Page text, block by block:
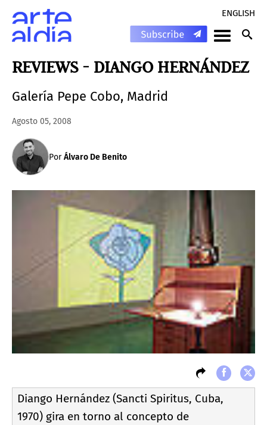
ENGLISH
REVIEWS - DIANGO HERNÁNDEZ
Galería Pepe Cobo, Madrid
Agosto 05, 2008
PorÁlvaro De Benito
Diango Hernández (Sancti Spiritus, Cuba,
1970) gira en torno al concepto de